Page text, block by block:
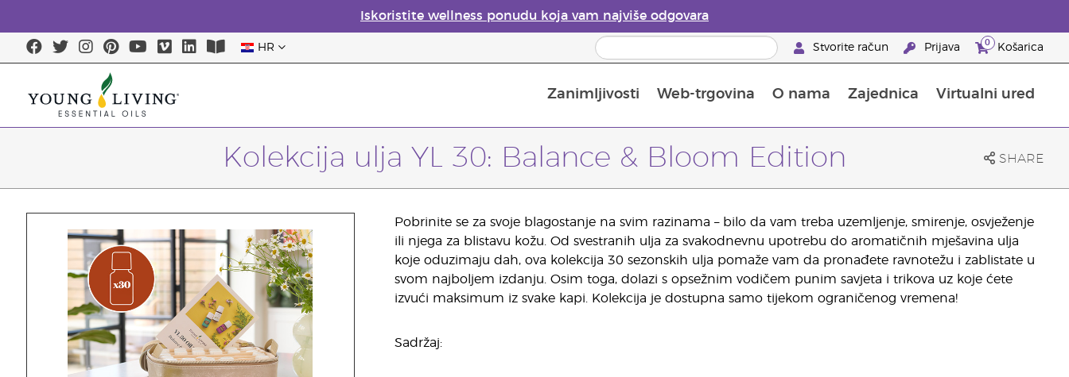
Iskoristite wellness ponudu koja vam najviše odgovara
HR Stvorite račun Prijava 0 Košarica
Zanimljivosti Web-trgovina O nama Zajednica Virtualni ured
Kolekcija ulja YL 30: Balance & Bloom Edition SHARE
Pobrinite se za svoje blagostanje na svim razinama – bilo da vam treba uzemljenje, smirenje, osvježenje
ili njega za blistavu kožu. Od svestranih ulja za svakodnevnu upotrebu do aromatičnih mješavina ulja
koje oduzimaju dah, ova kolekcija 30 sezonskih ulja pomaže vam da pronađete ravnotežu i zablistate u
svom najboljem izdanju. Osim toga, dolazi s opsežnim vodičem punim savjeta i trikova uz koje ćete
izvući maksimum iz svake kapi. Kolekcija je dostupna samo tijekom ograničenog vremena!
Sadržaj: